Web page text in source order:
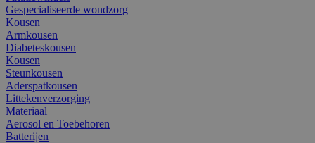
Gespecialiseerde wondzorg
Kousen
Armkousen
Diabeteskousen
Kousen
Steunkousen
Aderspatkousen
Littekenverzorging
Materiaal
Aerosol en Toebehoren
Batterijen